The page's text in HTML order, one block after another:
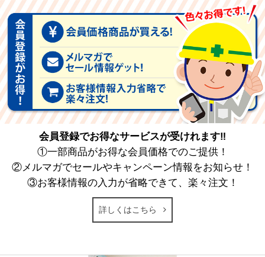
会員登録でお得なサービスが受けれます‼
①一部商品がお得な会員価格でのご提供！
②メルマガでセールやキャンペーン情報をお知らせ！
③お客様情報の入力が省略できて、楽々注文！
詳しくはこちら